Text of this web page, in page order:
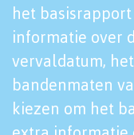
het
informatie over
vervaldatum,
bandenmaten
kiezen om het